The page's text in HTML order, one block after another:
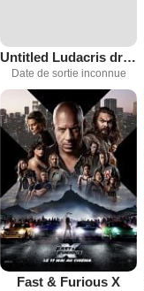
Untitled Ludacris dramedy
Date de sortie inconnue
Fast & Furious X